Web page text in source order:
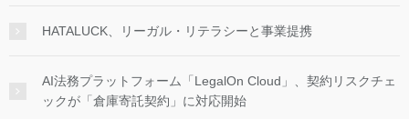
HATALUCK、リーガル・リテラシーと事業提携
AI法務プラットフォーム「LegalOn Cloud」、契約リスクチェ
ックが「倉庫寄託契約」に対応開始